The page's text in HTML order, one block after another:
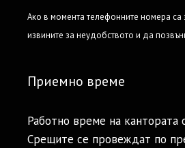
Ако в момента телефонните номера са
извините за неудобството и да
Приемно време
Работно време на кантората
Срещите се провеждат по